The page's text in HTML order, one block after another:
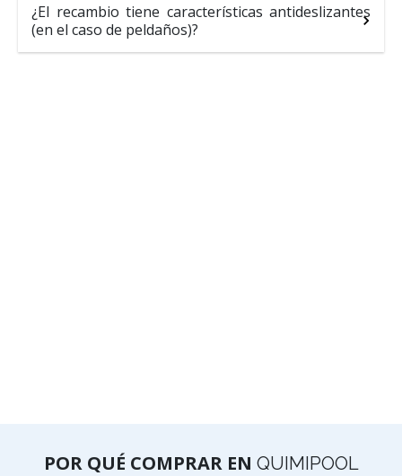
¿El recambio tiene características antideslizantes
(en el caso de peldaños)?
POR QUÉ COMPRAR EN QUIMIPOOL